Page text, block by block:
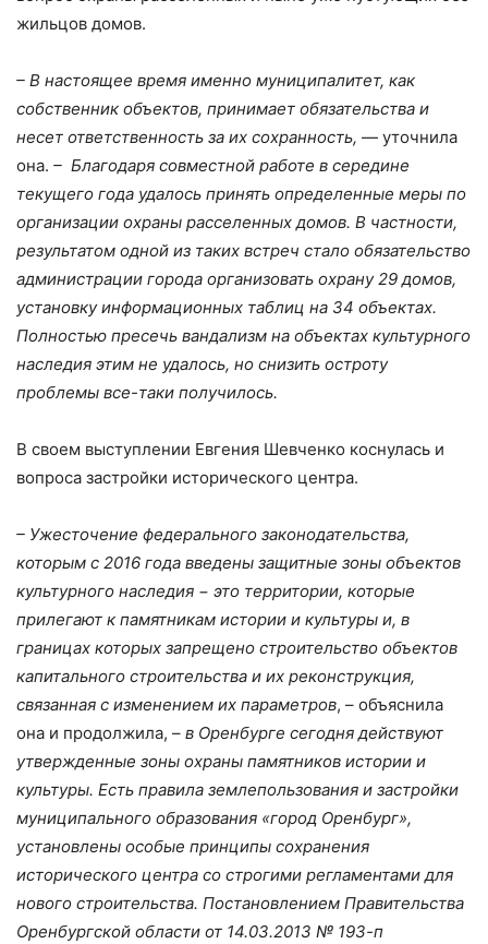
жильцов домов.
– В настоящее время именно муниципалитет, как
собственник объектов, принимает обязательства и
несет ответственность за их сохранность, — уточнила
она. – Благодаря совместной работе в середине
текущего года удалось принять определенные меры по
организации охраны расселенных домов. В частности,
результатом одной из таких встреч стало обязательство
администрации города организовать охрану 29 домов,
установку информационных таблиц на 34 объектах.
Полностью пресечь вандализм на объектах культурного
наследия этим не удалось, но снизить остроту
проблемы все-таки получилось.
В своем выступлении Евгения Шевченко коснулась и
вопроса застройки исторического центра.
– Ужесточение федерального законодательства,
которым с 2016 года введены защитные зоны объектов
культурного наследия − это территории, которые
прилегают к памятникам истории и культуры и, в
границах которых запрещено строительство объектов
капитального строительства и их реконструкция,
связанная с изменением их параметров, – объяснила
она и продолжила, – в Оренбурге сегодня действуют
утвержденные зоны охраны памятников истории и
культуры. Есть правила землепользования и застройки
муниципального образования «город Оренбург»,
установлены особые принципы сохранения
исторического центра со строгими регламентами для
нового строительства. Постановлением Правительства
Оренбургской области от 14.03.2013 № 193-п